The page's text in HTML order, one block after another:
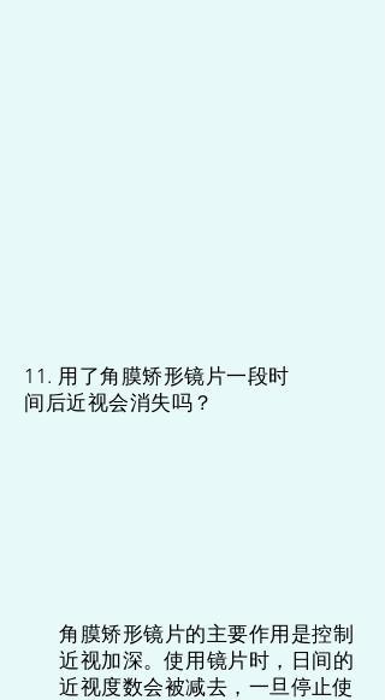
11. 用了角膜矫形镜片一段时
间后近视会消失吗？
角膜矫形镜片的主要作用是控制
近视加深。使用镜片时，日间的
近视度数会被减去，一旦停止使